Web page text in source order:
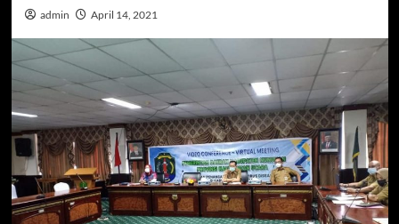
admin April 14, 2021